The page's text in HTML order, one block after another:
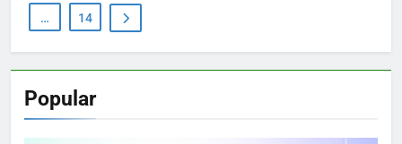
… 14
Popular